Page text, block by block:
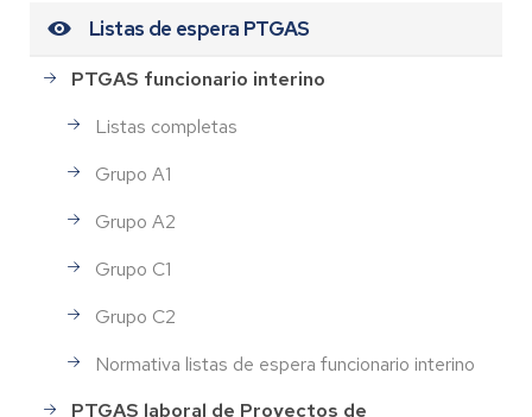
Listas de espera PTGAS
PTGAS funcionario interino
Listas completas
Grupo A1
Grupo A2
Grupo C1
Grupo C2
Normativa listas de espera funcionario interino
PTGAS laboral de Proyectos de